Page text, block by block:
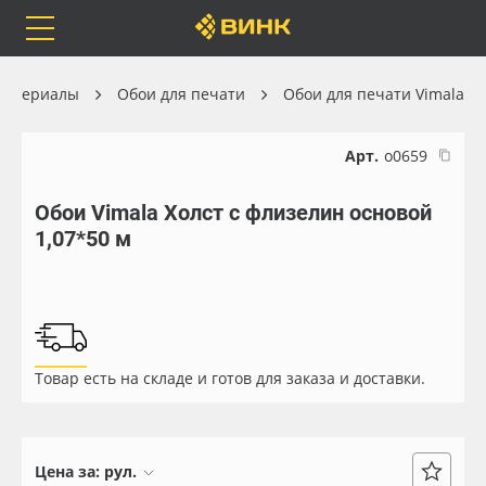
Каталог
Бренды
Доставка
Весь каталог
Самоклеящиеся плёнки
Листовые материалы
Обои для печати Обои для печати Vimala
Арт. о0659
Обои Vimala Холст с флизелин основой
1,07*50 м
Товар есть на складе и готов для заказа и доставки.
Цена за: рул.